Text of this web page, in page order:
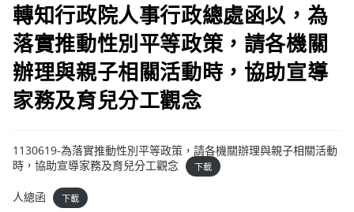
轉知行政院人事行政總處函以，為
落實推動性別平等政策，請各機關
辦理與親子相關活動時，協助宣導
家務及育兒分工觀念
1130619-為落實推動性別平等政策，請各機關辦理與親子相關活動
時，協助宣導家務及育兒分工觀念
下載
人總函 下載